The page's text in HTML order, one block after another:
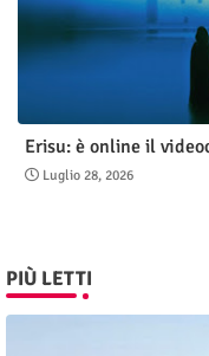
Erisu: è online il
Luglio 28, 2026
PIÙ LETTI